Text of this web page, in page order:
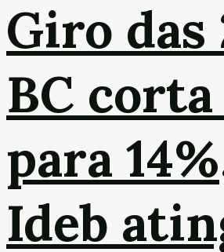
Giro das
BC
para
Ideb